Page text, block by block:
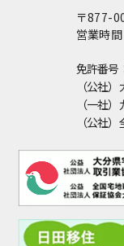
〒877-
営業時
免許番号
（公社
（一社
（公社